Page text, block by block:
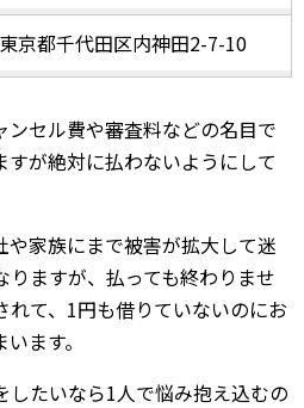
東京都千代田区内神田2-7-10
ンセル費や審査料などの名目で
が絶対に払わないようにして
家族にまで被害が拡大して迷
ますが、払っても終わりませ
れて、1円も借りていないのにお
ます。
したいなら1人で悩み抱え込むの